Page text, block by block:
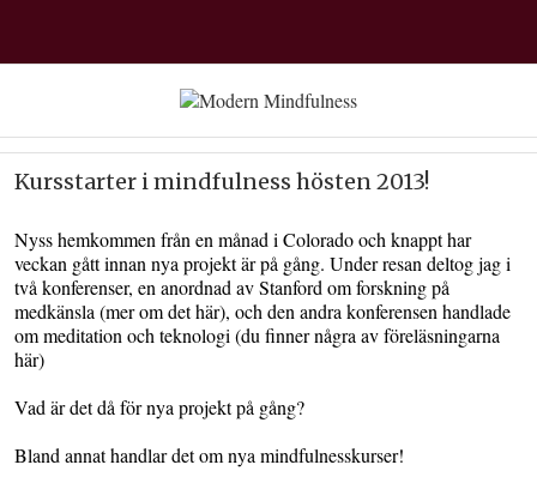
Kursstarter i mindfulness hösten 2013!
Nyss hemkommen från en månad i Colorado och knappt har
veckan gått innan nya projekt är på gång. Under resan deltog jag i
två konferenser, en anordnad av Stanford om forskning på
medkänsla (mer om det här), och den andra konferensen handlade
om meditation och teknologi (du finner några av föreläsningarna
här)
Vad är det då för nya projekt på gång?
Bland annat handlar det om nya mindfulnesskurser!